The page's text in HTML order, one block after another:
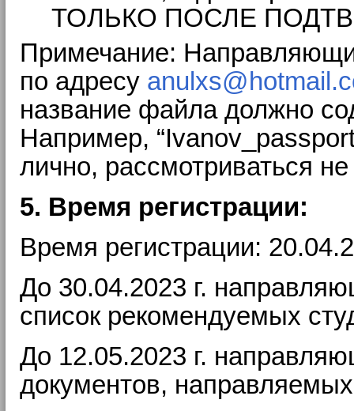
ТОЛЬКО ПОСЛЕ
Примечание:
по адресу
название файла должно
Например,
лично, рассмотриваться не
5. Время регистрации:
Время регистрации:
До 30.04.2023 г.
список рекомендуемых
До 12.05.2023 г.
документов,